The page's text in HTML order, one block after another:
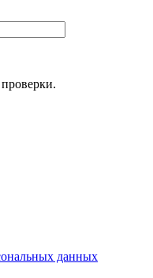
данных